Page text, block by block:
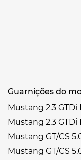
Guarnições do
Mustang 2.3 GTDi
Mustang 2.3
Mustang GT/CS
Mustang GT/CS